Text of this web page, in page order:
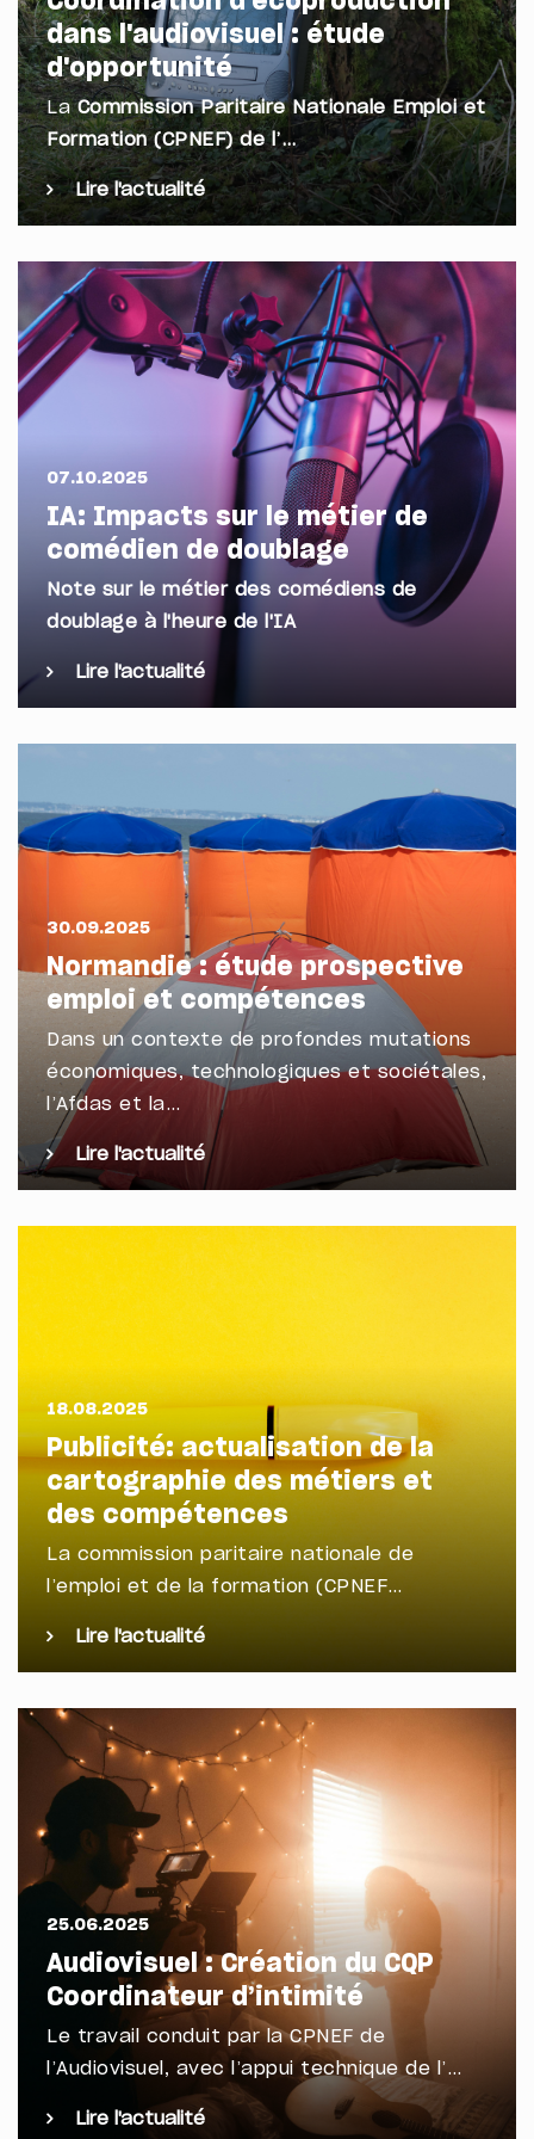
dans l'audiovisuel : étude
d'opportunité
LaCommission Paritaire Nationale Emploi et
Formation (CPNEF) de l’…
Lire l'actualité
07.10.2025
IA: Impacts sur le métier de
comédien de doublage
Note sur le métier des comédiens de
doublage à l'heure de l'IA
Lire l'actualité
30.09.2025
Normandie : étude prospective
emploi et compétences
Dans un contexte de profondes mutations
économiques, technologiques et sociétales,
l’Afdas et la…
Lire l'actualité
18.08.2025
Publicité: actualisation de la
cartographie des métiers et
des compétences
La commission paritaire nationale de
l’emploi et de la formation (CPNEF…
Lire l'actualité
25.06.2025
Audiovisuel : Création du CQP
Coordinateur d’intimité
Le travail conduit par la CPNEF de
l’Audiovisuel, avec l’appui technique de l’…
Lire l'actualité